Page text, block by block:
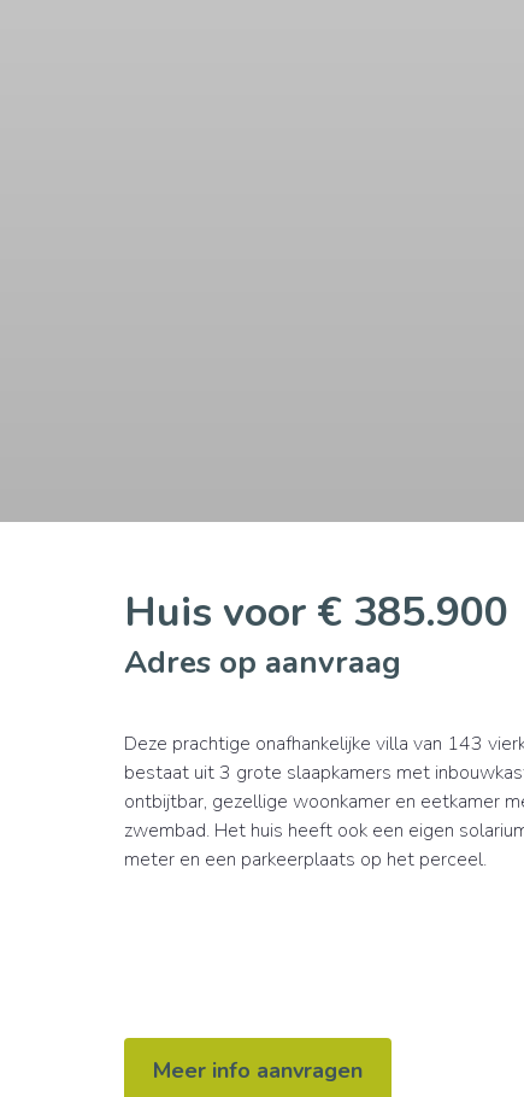
Huis voor € 385.900
Adres op aanvraag
Deze prachtige onafhankelijke villa van 143
bestaat uit 3 grote slaapkamers met
ontbijtbar, gezellige woonkamer en eetkamer
zwembad. Het huis heeft ook een eigen
meter en een parkeerplaats op het perceel.
Meer info aanvragen